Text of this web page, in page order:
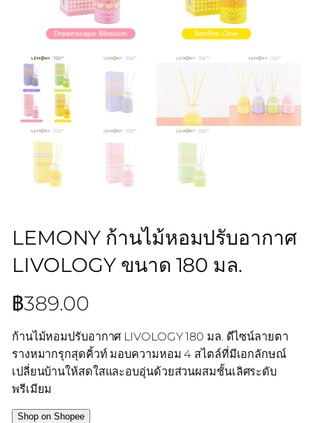
LEMONY ก้านไม้หอมปรับอากาศ
LIVOLOGY ขนาด 180 มล.
฿389.00
ก้านไม้หอมปรับอากาศ LIVOLOGY 180 มล. ดีไซน์ลายตา
รางหมากรุกสุดคิ้วท์ มอบความหอม 4 สไตล์ที่มีเอกลักษณ์
เปลี่ยนบ้านให้สดใสและอบอุ่นด้วยส่วนผสมชั้นเลิศระดับ
พรีเมียม
Shop on Shopee